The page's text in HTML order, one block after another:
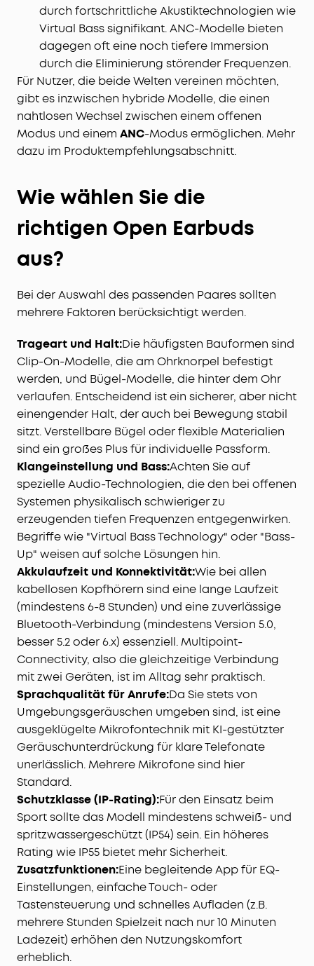
durch fortschrittliche Akustiktechnologien wie
Virtual Bass signifikant. ANC-Modelle bieten
dagegen oft eine noch tiefere Immersion
durch die Eliminierung störender Frequenzen.
Für Nutzer, die beide Welten vereinen möchten,
gibt es inzwischen hybride Modelle, die einen
nahtlosen Wechsel zwischen einem offenen
Modus und einem ANC-Modus ermöglichen. Mehr
dazu im Produktempfehlungsabschnitt.
Wie wählen Sie die
richtigen Open Earbuds
aus?
Bei der Auswahl des passenden Paares sollten
mehrere Faktoren berücksichtigt werden.
Trageart und Halt:Die häufigsten Bauformen sind
Clip-On-Modelle, die am Ohrknorpel befestigt
werden, und Bügel-Modelle, die hinter dem Ohr
verlaufen. Entscheidend ist ein sicherer, aber nicht
einengender Halt, der auch bei Bewegung stabil
sitzt. Verstellbare Bügel oder flexible Materialien
sind ein großes Plus für individuelle Passform.
Klangeinstellung und Bass:Achten Sie auf
spezielle Audio-Technologien, die den bei offenen
Systemen physikalisch schwieriger zu
erzeugenden tiefen Frequenzen entgegenwirken.
Begriffe wie "Virtual Bass Technology" oder "Bass-
Up" weisen auf solche Lösungen hin.
Akkulaufzeit und Konnektivität:Wie bei allen
kabellosen Kopfhörern sind eine lange Laufzeit
(mindestens 6-8 Stunden) und eine zuverlässige
Bluetooth-Verbindung (mindestens Version 5.0,
besser 5.2 oder 6.x) essenziell. Multipoint-
Connectivity, also die gleichzeitige Verbindung
mit zwei Geräten, ist im Alltag sehr praktisch.
Sprachqualität für Anrufe:Da Sie stets von
Umgebungsgeräuschen umgeben sind, ist eine
ausgeklügelte Mikrofontechnik mit KI-gestützter
Geräuschunterdrückung für klare Telefonate
unerlässlich. Mehrere Mikrofone sind hier
Standard.
Schutzklasse (IP-Rating):Für den Einsatz beim
Sport sollte das Modell mindestens schweiß- und
spritzwassergeschützt (IP54) sein. Ein höheres
Rating wie IP55 bietet mehr Sicherheit.
Zusatzfunktionen:Eine begleitende App für EQ-
Einstellungen, einfache Touch- oder
Tastensteuerung und schnelles Aufladen (z.B.
mehrere Stunden Spielzeit nach nur 10 Minuten
Ladezeit) erhöhen den Nutzungskomfort
erheblich.